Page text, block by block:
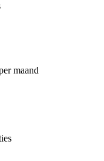
maand